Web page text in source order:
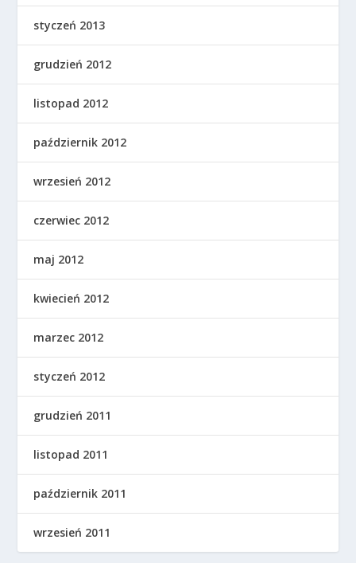
styczeń 2013
grudzień 2012
listopad 2012
październik 2012
wrzesień 2012
czerwiec 2012
maj 2012
kwiecień 2012
marzec 2012
styczeń 2012
grudzień 2011
listopad 2011
październik 2011
wrzesień 2011